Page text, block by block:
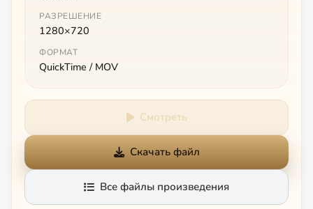
РАЗРЕШЕНИЕ
1280×720
ФОРМАТ
QuickTime / MOV
Смотреть
Скачать файл
Все файлы произведения